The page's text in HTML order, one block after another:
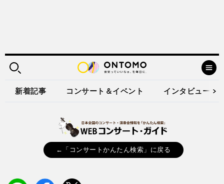
新着記事 コンサート＆イベント インタビュー
←「コンサートかんたん検索」に戻る